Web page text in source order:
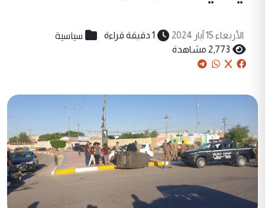
الأربعاء 15 آيار 2024 1 دقيقة قراءة سياسية
2,773 مشاهدة